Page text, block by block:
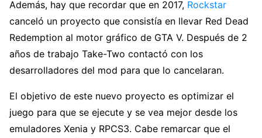
Además, hay que recordar que en 2017, Rockstar
canceló un proyecto que consistía en llevar Red Dead
Redemption al motor gráfico de GTA V. Después de 2
años de trabajo Take-Two contactó con los
desarrolladores del mod para que lo cancelaran.
El objetivo de este nuevo proyecto es optimizar el
juego para que se ejecute y se vea mejor desde los
emuladores Xenia y RPCS3. Cabe remarcar que el